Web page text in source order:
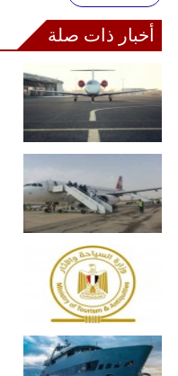
أخبار ذات صلة